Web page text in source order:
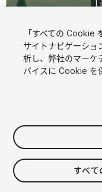
$15
消費税は決済時に計算さ
「すべての Cookie
サイトナビゲーショ
析し、弊社のマーケ
バイスに Cookie を
すべて